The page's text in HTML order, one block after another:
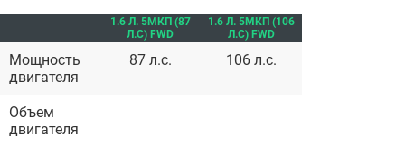
1.6 Л. 5МКП (87
Л.С) FWD
1.6 Л. 5МКП (106
Л.С) FWD
Мощность
двигателя
87 л.с. 106 л.с.
Объем
двигателя